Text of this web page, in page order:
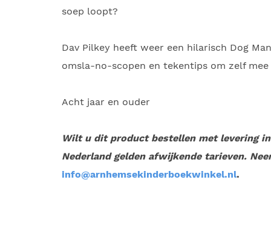
soep loopt?
Dav Pilkey heeft weer een hilarisch Dog
omsla-no-scopen en tekentips om zelf mee
Acht jaar en ouder
Wilt u dit product bestellen met levering
Nederland gelden afwijkende tarieven.
info@arnhemsekinderboekwinkel.nl.